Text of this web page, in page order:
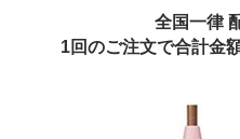
全国一律
1回のご注文で合計金